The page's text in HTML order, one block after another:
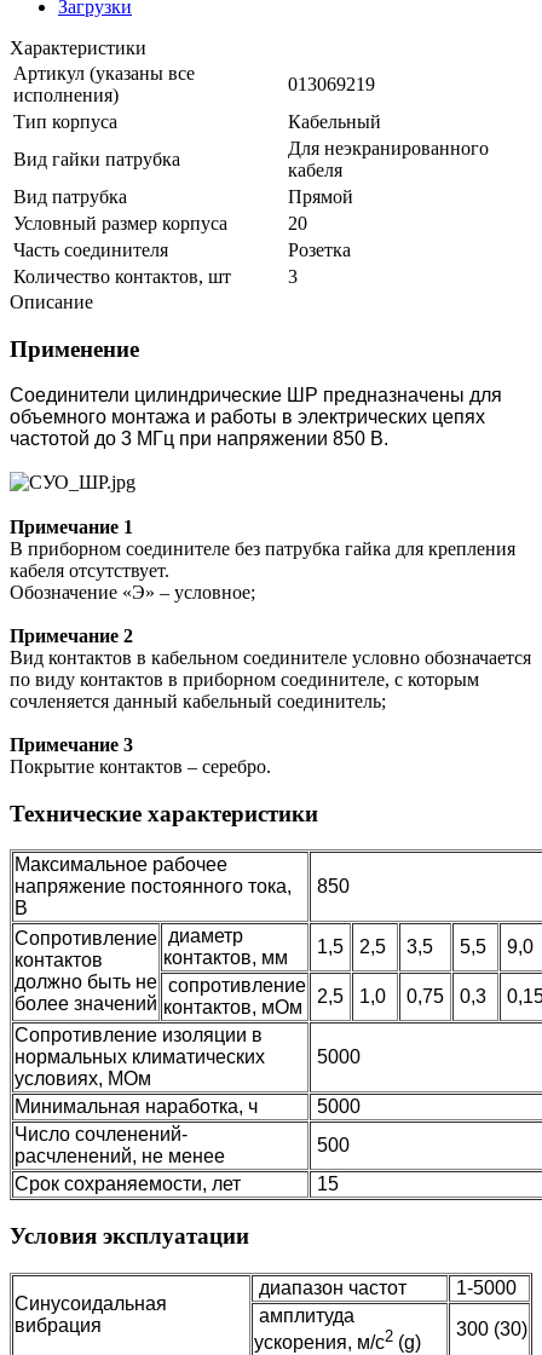
Загрузки
Характеристики
Артикул (указаны все
исполнения)
013069219
Тип корпуса
Кабельный
Вид гайки патрубка
Для неэкранированного
кабеля
Вид патрубка
Прямой
Условный размер корпуса
20
Часть соединителя
Розетка
Количество контактов, шт
3
Описание
Применение
Соединители цилиндрические ШР предназначены для
объемного монтажа и работы в электрических цепях
частотой до 3 МГц при напряжении 850 В.
Примечание 1
В приборном соединителе без патрубка гайка для крепления
кабеля отсутствует.
Обозначение «Э» – условное;
Примечание 2
Вид контактов в кабельном соединителе условно обозначается
по виду контактов в приборном соединителе, с которым
сочленяется данный кабельный соединитель;
Примечание 3
Покрытие контактов – серебро.
Технические характеристики
Максимальное рабочее
напряжение постоянного тока,
В
850
Сопротивление
контактов
должно быть не
более значений
диаметр
контактов, мм
1,5 2,5 3,5 5,5
9,0
сопротивление
контактов, мОм
2,5 1,0 0,75 0,3
Сопротивление изоляции в
нормальных климатических
условиях, МОм
5000
Минимальная наработка, ч
5000
Число сочленений-
расчленений, не менее
500
Срок сохраняемости, лет
15
Условия эксплуатации
Синусоидальная
вибрация
диапазон частот
1-5000
амплитуда
ускорения, м/с2 (g)
300 (30)